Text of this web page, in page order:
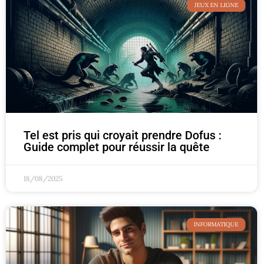
JEUX EN LIGNE
Tel est pris qui croyait prendre Dofus :
Guide complet pour réussir la quête
18/08/2025
INFORMATIQUE